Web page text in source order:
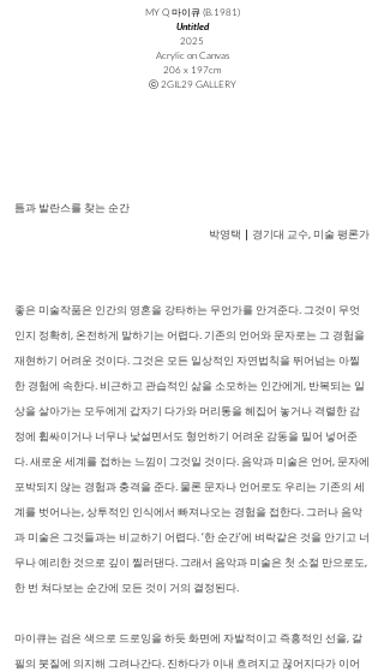
MY Q 마이큐 (B.1981)
Untitled
2025
Acrylic on Canvas
206 x 197cm
ⓒ 2GIL29 GALLERY
틈과 발란스를 찾는 순간​
박영택 | 경기대 교수, 미술 평론가
좋은 미술작품은 인간의 영혼을 강타하는 무언가를 안겨준다. 그것이 무엇
인지 정확히, 온전하게 말하기는 어렵다. 기존의 언어와 문자로는 그 경험을
재현하기 어려운 것이다. 그것은 모든 일상적인 자연법칙을 뛰어넘는 아찔
한 경험에 속한다. 비근하고 관습적인 삶을 소모하는 인간에게, 반복되는 일
상을 살아가는 모두에게 갑자기 다가와 머리통을 헤집어 놓거나 격렬한 감
정에 휩싸이거나 너무나 낯설면서도 형언하기 어려운 감동을 밀어 넣어준
다. 새로운 세계를 접하는 느낌이 그것일 것이다. 음악과 미술은 언어, 문자에
포박되지 않는 경험과 충격을 준다. 물론 문자나 언어로도 우리는 기존의 세
계를 벗어나는, 상투적인 인식에서 빠져나오는 경험을 접한다. 그러나 음악
과 미술은 그것들과는 비교하기 어렵다. ‘한 순간’에 벼락같은 것을 안기고 너
무나 예리한 것으로 깊이 찔러댄다. 그래서 음악과 미술은 첫 소절 만으로도,
한 번 쳐다보는 순간에 모든 것이 거의 결정된다.
마이큐는 검은 색으로 드로잉을 하듯 화면에 자발적이고 즉흥적인 선을, 갈
필의 붓질에 의지해 그려나간다. 진하다가 이내 흐려지고 끊어지다가 이어